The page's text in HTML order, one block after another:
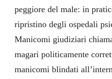
peggiore del male: in
ripristino degli ospedali
Manicomi giudiziari
magari politicamente
manicomi blindati